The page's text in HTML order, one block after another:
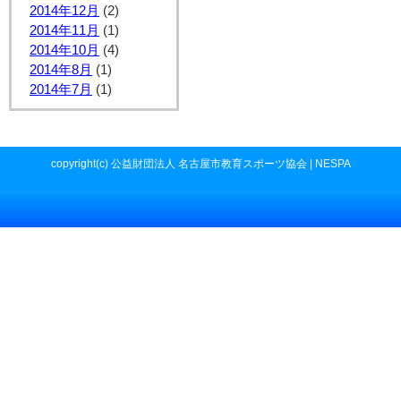
2014年12月 (2)
2014年11月 (1)
2014年10月 (4)
2014年8月 (1)
2014年7月 (1)
copyright(c) 公益財団法人 名古屋市教育スポーツ協会 | NESPA